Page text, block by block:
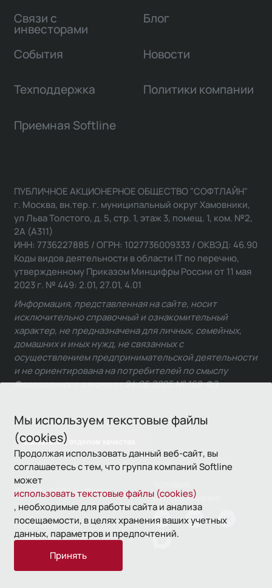
Мы используем текстовые файлы
(cookies)
Продолжая использовать данный веб-сайт, вы
соглашаетесь с тем, что группа компаний Softline
может
использовать текстовые файлы (cookies)
, необходимые для работы сайта и анализа
посещаемости, в целях хранения ваших учетных
данных, параметров и предпочтений.
Принять
Связи с
инвесторами
Блог
События Новости
Техподдержка Политики компании
Приемная Softline
Связаться с отделом качества
ПУБЛИЧНОЕ АКЦИОНЕРНОЕ ОБЩЕСТВО "СОФТЛАЙН"
г. Москва, вн.тер. г. муниципальный округ Хамовники,
ул Льва Толстого, д. 5, стр. 1, этаж 3, помещ. 1, ком. №2,
2А (А311)
ИНН: 7736227885 / ОГРН: 1027736009333 / ОКВЭД: 46.90
Коды видов деятельности в области IT по перечню,
утвержденному Приказом Минцифры России от 11 мая
2023 г. № 449: 2.01, 27.01, 4.01
Информация, представленная на сайте, носит
исключительно справочный и ознакомительный
характер, не предназначена для личных, семейных,
домашних и иных нужд, не связанных с
осуществлением предпринимательской деятельности
и не ориентирована на потребителей по смыслу
Федерального закона от 24.06.2025 № 168-ФЗ.
© 1993—2026 Softline
использования
Политика
конфиденциальности